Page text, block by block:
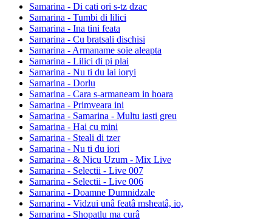
Samarina - Di cati ori s-tz dzac
Samarina - Tumbi di lilici
Samarina - Ina tini feata
Samarina - Cu bratsali dischisi
Samarina - Armaname soie aleapta
Samarina - Lilici di pi plai
Samarina - Nu ti du lai ioryi
Samarina - Dorlu
Samarina - Cara s-armaneam in hoara
Samarina - Primveara ini
Samarina - Samarina - Multu iasti greu
Samarina - Hai cu mini
Samarina - Steali di tzer
Samarina - Nu ti du iori
Samarina - & Nicu Uzum - Mix Live
Samarina - Selectii - Live 007
Samarina - Selectii - Live 006
Samarina - Doamne Dumnidzale
Samarina - Vidzui unâ featâ msheatâ, io,
Samarina - Shopatlu ma curâ